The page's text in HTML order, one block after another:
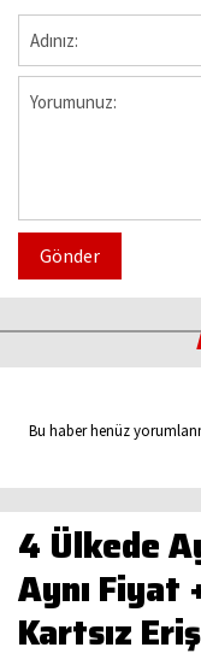
Gönder
Bu haber henüz
4 Ülkede
Aynı Fiyat
Kartsız